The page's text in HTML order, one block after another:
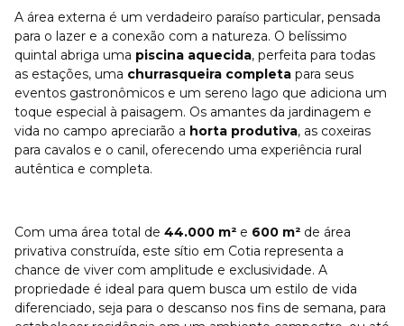
A área externa é um verdadeiro paraíso particular, pensada
para o lazer e a conexão com a natureza. O belíssimo
quintal abriga uma piscina aquecida, perfeita para todas
as estações, uma churrasqueira completa para seus
eventos gastronômicos e um sereno lago que adiciona um
toque especial à paisagem. Os amantes da jardinagem e
vida no campo apreciarão a horta produtiva, as coxeiras
para cavalos e o canil, oferecendo uma experiência rural
autêntica e completa.
Com uma área total de 44.000 m² e 600 m² de área
privativa construída, este sítio em Cotia representa a
chance de viver com amplitude e exclusividade. A
propriedade é ideal para quem busca um estilo de vida
diferenciado, seja para o descanso nos fins de semana, para